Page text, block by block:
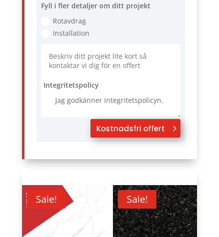
Fyll i fler detaljer om ditt projekt
Rotavdrag
Installation
Integritetspolicy
Jag godkänner integritetspolicyn.
Kostnadsfri offert
Sale! Sale!